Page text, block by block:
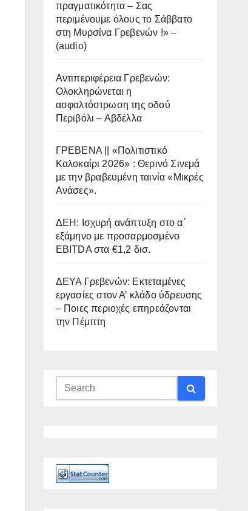
πραγματικότητα – Σας
περιμένουμε όλους το Σάββατο
στη Μυρσίνα Γρεβενών !» –
(audio)
Αντιπεριφέρεια Γρεβενών:
Ολοκληρώνεται η
ασφαλτόστρωση της οδού
Περιβόλι – Αβδέλλα
ΓΡΕΒΕΝΑ || «Πολιτιστικό
Καλοκαίρι 2026» : Θερινό Σινεμά
με την βραβευμένη ταινία «Μικρές
Ανάσες».
ΔΕΗ: Ισχυρή ανάπτυξη στο α΄
εξάμηνο με προσαρμοσμένο
EBITDA στα €1,2 δισ.
ΔΕΥΑ Γρεβενών: Εκτεταμένες
εργασίες στον Α’ κλάδο ύδρευσης
– Ποιες περιοχές επηρεάζονται
την Πέμπτη